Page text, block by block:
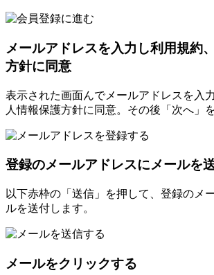
メールアドレスを入力し利用規約
方針に同意
表示された画面んでメールアドレスを入
人情報保護方針に同意。その後「次へ」
登録のメールアドレスにメールを
以下赤枠の「送信」を押して、登録のメ
ルを送付します。
メールをクリックする